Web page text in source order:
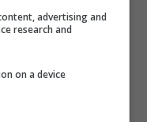
soprattutto
e
effetti il suo
advertising and
research and
on a device